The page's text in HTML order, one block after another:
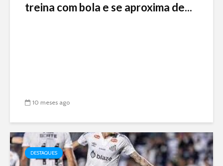
treina com bola e se aproxima de...
10 meses ago
DESTAQUES